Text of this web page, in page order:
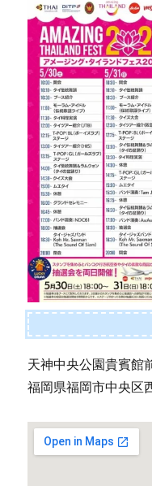
天神中央公園貴賓館
福岡県福岡市中央区